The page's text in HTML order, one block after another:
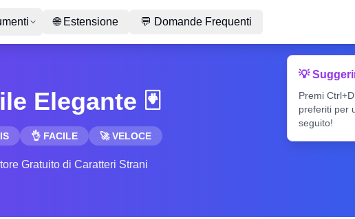
🌐 Estensione 💬 Domande Frequenti
Elegante 🃏
👌 FACILE 🚀 VELOCE
Gratuito di Caratteri Strani
💡
Premi
preferiti per
seguito!